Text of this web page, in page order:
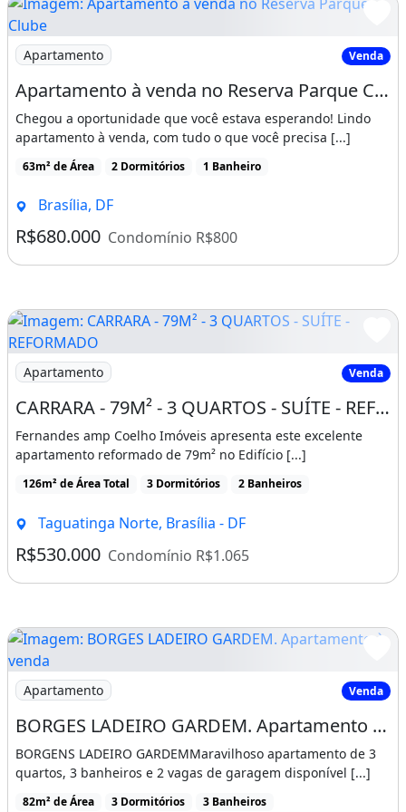
granito, o da suite tem ventilação natural,
raridade.
# Potenciais do Imóvel
- Vista aberta e privilegiada, um diferencial
que valoriza muito.
layout moderno.
- Varanda que pode ser aproveitada como
sala quanto pro quarto.
- Piso claro e uniforme, criando sensação
clean em todos os ambientes.
Por que escolher este imóvel?
- Exclusividade:
Um imóvel único, com todo potencial pra
ainda ter uma alta rentabilidade, onde
literalmente todo mundo gostaria de morar.
Condominio de alto padrão, cuidado e
conservado, o que facilita e eleva a qualidade
de vida;
- Localização estratégica:
Imagine pegar o elevador e sair na porta de
tudo, literalmente ter tudo aos seus pés, aqui
Imagem: Apartamento à venda no Reserva Parque Clube
Apartamento Venda
Apartamento à venda no Reserva Parque Clube, Águas Claras-DF 2 quartos, 1 suíte, 1
Chegou a oportunidade que você estava esperando! Lindo
apartamento à venda, com tudo o que você precisa [...]
63m² de Área 2 Dormitórios 1 Banheiro
Brasília, DF
R$680.000 Condomínio R$800
Imagem: CARRARA - 79M² - 3 QUARTOS - SUÍTE -
Apartamento Venda
CARRARA - 79M² - 3 QUARTOS - SUÍTE - REFORMADO - LAZER - TAGUATINGA CENTRO
Fernandes amp Coelho Imóveis apresenta este excelente
apartamento reformado de 79m² no Edifício [...]
126m² de Área Total 3 Dormitórios 2 Banheiros
Taguatinga Norte, Brasília - DF
R$530.000 Condomínio R$1.065
Imagem: BORGES LADEIRO GARDEM. Apartamento à
Apartamento Venda
BORGES LADEIRO GARDEM. Apartamento à venda em Ceilândia Norte 3 quartos, 1 sala, 3
BORGENS LADEIRO GARDEMMaravilhoso apartamento de 3
quartos, 3 banheiros e 2 vagas de garagem disponível [...]
82m² de Área 3 Dormitórios 3 Banheiros